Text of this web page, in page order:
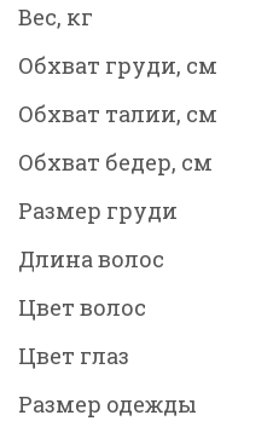
Вес, кг
Обхват груди, см
Обхват талии, см
Обхват бедер, см
Размер груди
Длина волос
Цвет волос
Цвет глаз
Размер одежды